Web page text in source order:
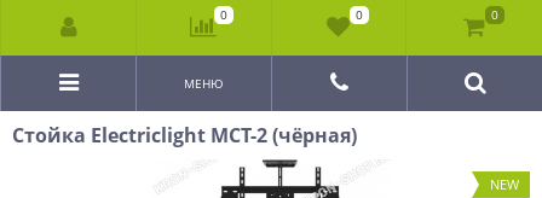
МЕНЮ
Стойка Electriclight МСТ-2 (чёрная)
NEW
0 0 0